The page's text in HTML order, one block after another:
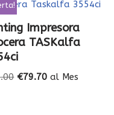
Impresora
TASKalfa
€79.70 al Mes